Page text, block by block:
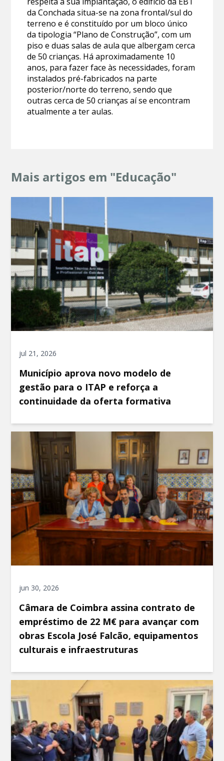
da Conchada situa-se na zona frontal/sul do
terreno e é constituído por um bloco único
da tipologia “Plano de Construção”, com um
piso e duas salas de aula que albergam cerca
de 50 crianças. Há aproximadamente 10
anos, para fazer face às necessidades, foram
instalados pré-fabricados na parte
posterior/norte do terreno, sendo que
outras cerca de 50 crianças aí se encontram
atualmente a ter aulas.
Mais artigos em "Educação"
jul 21, 2026
Município aprova novo modelo de
gestão para o ITAP e reforça a
continuidade da oferta formativa
jun 30, 2026
Câmara de Coimbra assina contrato de
empréstimo de 22 M€ para avançar com
obras Escola José Falcão, equipamentos
culturais e infraestruturas